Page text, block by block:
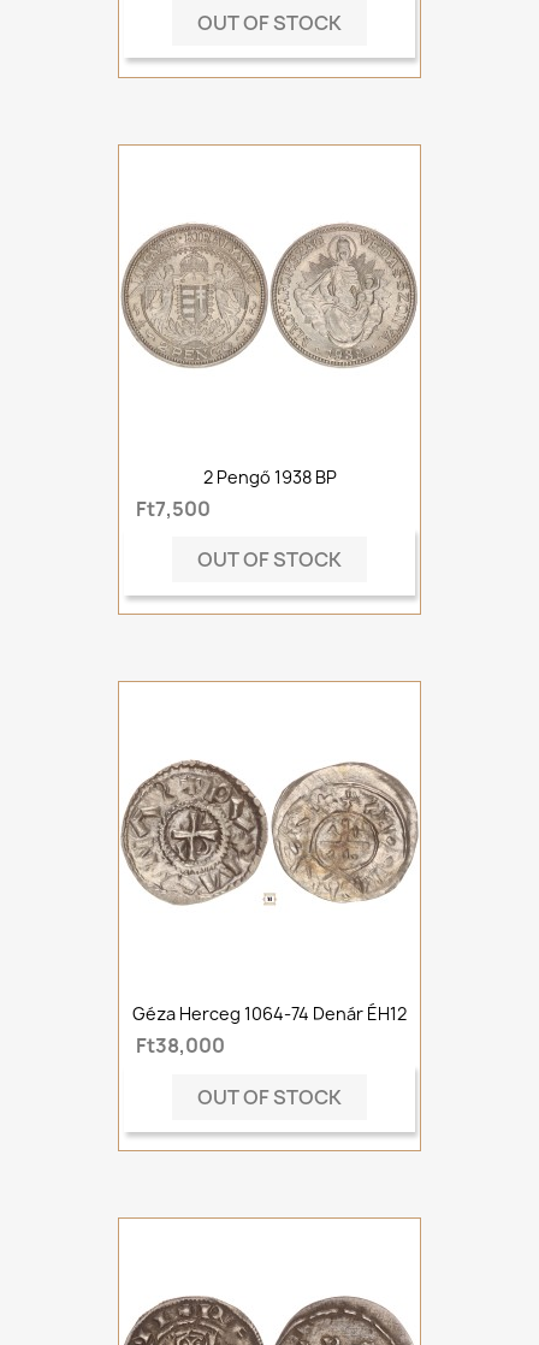
OUT OF STOCK
2 Pengő 1938 BP
Ft7,500
OUT OF STOCK
Géza Herceg 1064-74 Denár ÉH12
Ft38,000
OUT OF STOCK